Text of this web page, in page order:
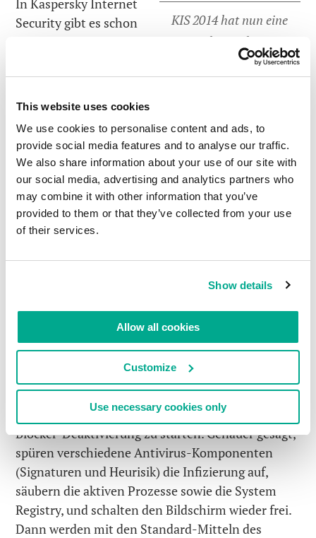
This website uses cookies
We use cookies to personalise content and ads, to
provide social media features and to analyse our traffic.
We also share information about your use of our site with
our social media, advertising and analytics partners who
may combine it with other information that you’ve
provided to them or that they’ve collected from your use
of their services.
Show details
Allow all cookies
Customize
Use necessary cookies only
KIS 2014 hat nun eine
Funktion, die es
ermöglicht, Blocker zu
In Kaspersky Internet
Security gibt es schon
mit einem speziellen
Treiber vor
Keyloggern
Computer mit einem
Super-Duper-Trojaner infiziert wurde, werden
dessen Versuche Passwörter abzuhören, umsonst
sein, denn das Passwort wird nicht über die
normale Tastatur, sondern über dievirtuelle
Tastatureingegeben, die der Trojaner nicht sehen
volle Kontrolle über die Tastatur übernehmen
können. Sobald ein Anwender die
TastenkombinationCtrl+Alt+Shift+F4(oder
mehrmals hintereinanderCtrl+Alt+Del
versteht dievirtuelle Tastaturdass es sich um
einen Notfall handelt und weistKIS 2014
Blocker-Deaktivierung zu starten. Genauer gesagt,
spüren verschiedene Antivirus-Komponenten
(Signaturen und Heurisik) die Infizierung auf,
säubern die aktiven Prozesse sowie die System
Registry, und schalten den Bildschirm wieder frei.
Dann werden mit den Standard-Mitteln des